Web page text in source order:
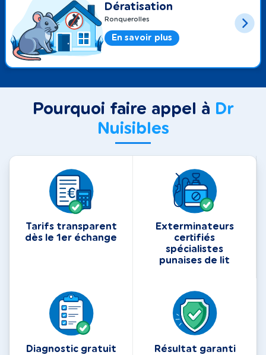
Dératisation
Ronquerolles
En savoir plus
Pourquoi faire appel à Dr
Nuisibles
Tarifs transparent
dès le 1er échange
Exterminateurs
certifiés
spécialistes
punaises de lit
Diagnostic gratuit
Résultat garanti